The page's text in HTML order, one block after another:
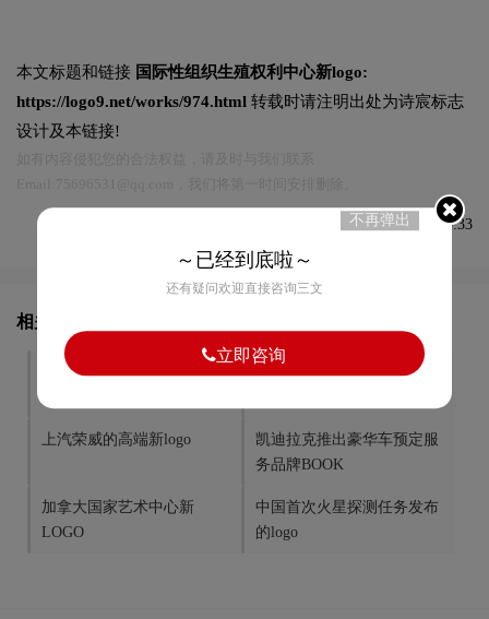
本文标题和链接 国际性组织生殖权利中心新logo:
https://logo9.net/works/974.html 转载时请注明出处为诗宸标志
设计及本链接!
发布于2020-11-05 10:20:33
相关文章推荐
知名运动鞋品牌Converse品
国内体育垂直类网站虎扑体
上汽荣威的高端新logo
凯迪拉克推出豪华车预定服
务品牌BOOK
加拿大国家艺术中心新
LOGO
中国首次火星探测任务发布
的logo
不再弹出
～已经到底啦～
还有疑问欢迎直接咨询三文
立即咨询